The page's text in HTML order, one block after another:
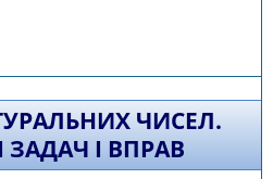
ЧИСЕЛ.
І ВПРАВ